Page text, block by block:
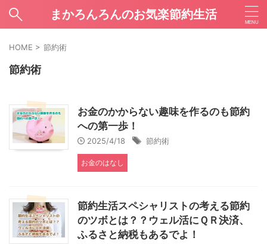
まかろんろんのお気楽節約生活
HOME > 節約術
節約術
お金のかからない趣味を作るのも節約
への第一歩！
2025/4/18 節約術
お金のはなし
節約生活スペシャリストの考える節約
のツボとは？？ウェル活にＱＲ決済、
ふるさと納税もあるでよ！